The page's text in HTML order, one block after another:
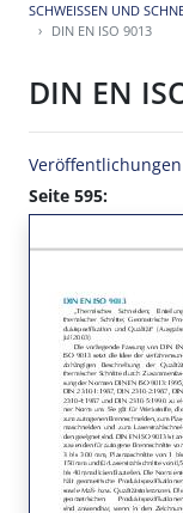
SCHWEISSEN UND
DIN EN ISO 9013
DIN EN
Veröffentlichungen
Seite 595: